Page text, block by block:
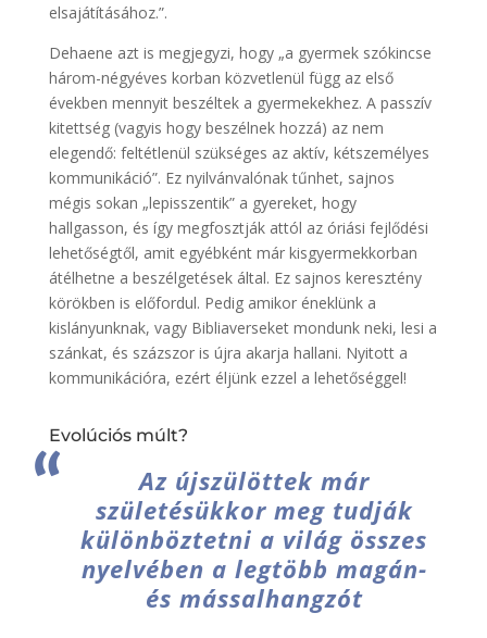
elsajátításához.”.
Dehaene azt is megjegyzi, hogy „a gyermek szókincse
három-négyéves korban közvetlenül függ az első
években mennyit beszéltek a gyermekekhez. A passzív
kitettség (vagyis hogy beszélnek hozzá) az nem
elegendő: feltétlenül szükséges az aktív, kétszemélyes
kommunikáció”. Ez nyilvánvalónak tűnhet, sajnos
mégis sokan „lepisszentik” a gyereket, hogy
hallgasson, és így megfosztják attól az óriási fejlődési
lehetőségtől, amit egyébként már kisgyermekkorban
átélhetne a beszélgetések által. Ez sajnos keresztény
körökben is előfordul. Pedig amikor éneklünk a
kislányunknak, vagy Bibliaverseket mondunk neki, lesi a
szánkat, és százszor is újra akarja hallani. Nyitott a
kommunikációra, ezért éljünk ezzel a lehetőséggel!
Evolúciós múlt?
Az újszülöttek már
születésükkor meg tudják
különböztetni a világ összes
nyelvében a legtöbb magán-
és mássalhangzót